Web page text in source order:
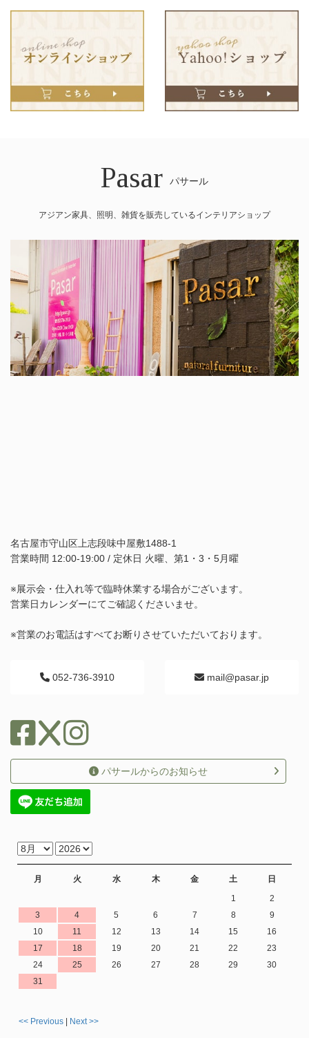
Pasar パサール
アジアン家具、照明、雑貨を販売しているインテリアショップ
名古屋市守山区上志段味中屋敷1488-1
営業時間 12:00-19:00 / 定休日 火曜、第1・3・5月曜
※展示会・仕入れ等で臨時休業する場合がございます。
営業日カレンダーにてご確認くださいませ。
※営業のお電話はすべてお断りさせていただいております。
052-736-3910 mail@pasar.jp
パサールからのお知らせ
月 火 水 木 金 土 日
<< Previous Next >>
1
2
3
4 5 6 7 8
9
10
11 12 13 14 15
16
17
18 19 20 21 22
23
24
25 26 27 28 29
30
31